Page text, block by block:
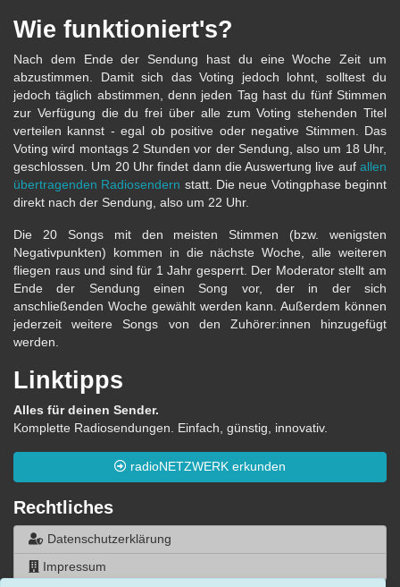
Wie funktioniert's?
Nach dem Ende der Sendung hast du eine Woche Zeit um
abzustimmen. Damit sich das Voting jedoch lohnt, solltest du
jedoch täglich abstimmen, denn jeden Tag hast du fünf Stimmen
zur Verfügung die du frei über alle zum Voting stehenden Titel
verteilen kannst - egal ob positive oder negative Stimmen. Das
Voting wird montags 2 Stunden vor der Sendung, also um 18 Uhr,
geschlossen. Um 20 Uhr findet dann die Auswertung live auf allen
übertragenden Radiosendern statt. Die neue Votingphase beginnt
direkt nach der Sendung, also um 22 Uhr.
Die 20 Songs mit den meisten Stimmen (bzw. wenigsten
Negativpunkten) kommen in die nächste Woche, alle weiteren
fliegen raus und sind für 1 Jahr gesperrt. Der Moderator stellt am
Ende der Sendung einen Song vor, der in der sich
anschließenden Woche gewählt werden kann. Außerdem können
jederzeit weitere Songs von den Zuhörer:innen hinzugefügt
werden.
Linktipps
Alles für deinen Sender.
Komplette Radiosendungen. Einfach, günstig, innovativ.
radioNETZWERK erkunden
Rechtliches
Datenschutzerklärung
Impressum